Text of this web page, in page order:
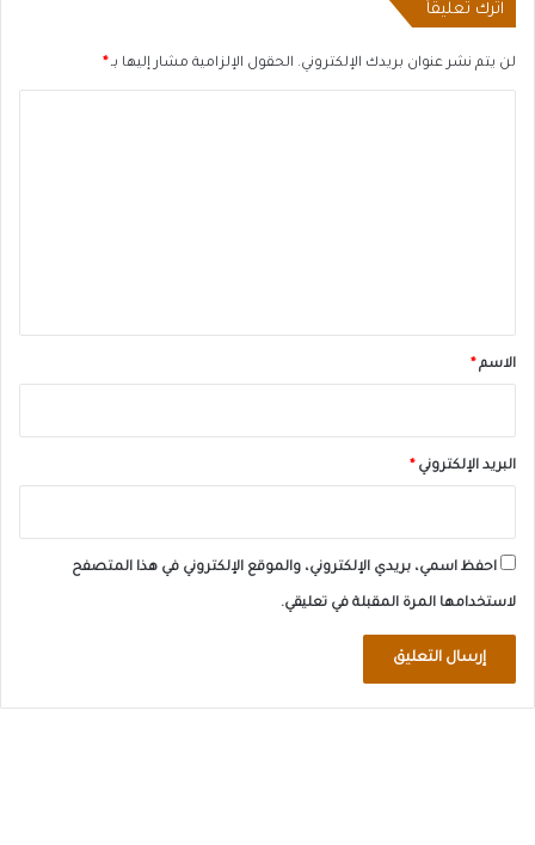
اترك تعليقاً
لن يتم نشر عنوان بريدك الإلكتروني. الحقول الإلزامية مشار إليها بـ *
*الاسم *
البريد الإلكتروني *
احفظ اسمي، بريدي الإلكتروني، والموقع الإلكتروني في هذا المتصفح
لاستخدامها المرة المقبلة في تعليقي.